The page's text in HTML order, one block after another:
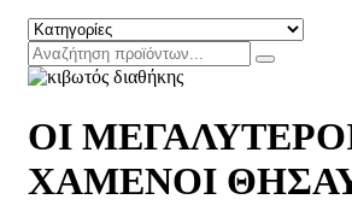
ΟΙ
ΧΑΜΕΝΟΙ